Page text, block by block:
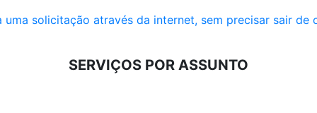
uma solicitação através da internet, sem precisar sair de
SERVIÇOS POR ASSUNTO